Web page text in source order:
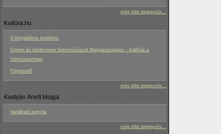
még több bejegyzés...
Kultúra.hu
A fényjátékos emlékére
Empire és biedermeier bútorművészet Magyarországon – kiállítás a
Vármúzeumban
Fényterelő
még több bejegyzés...
Kustyán Anett blogja
Variálható konyha
még több bejegyzés...